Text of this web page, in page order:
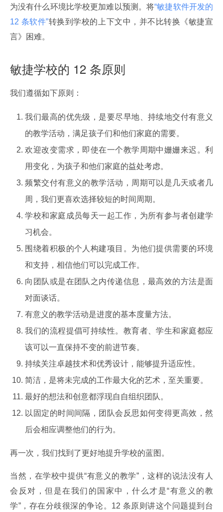
为没有什么环境比学校更加难以预测。将“敏捷软件开发的
12 条软件”转换到学校的上下文中，并不比转换《敏捷宣
言》困难。
敏捷学校的 12 条原则
我们遵循如下原则：
我们最高的优先级，是要尽早地、持续地交付有意义
的教学活动，满足孩子们和他们家庭的需要。
欢迎改变需求，即使在一个教学周期中姗姗来迟。利
用变化，为孩子和他们家庭的益处考虑。
频繁交付有意义的教学活动，周期可以是几天或者几
周，我们更喜欢选择较短的时间周期。
学校和家庭成员每天一起工作，为所有参与者创建学
习机会。
围绕着积极的个人构建项目。为他们提供需要的环境
和支持，相信他们可以完成工作。
向团队或是在团队之内传递信息，最高效的方法是面
对面谈话。
有意义的教学活动是进度的基本度量方法。
我们的流程提倡可持续性。教育者、学生和家庭都应
该可以一直保持不变的前进节奏。
持续关注卓越技术和优秀设计，能够提升适应性。
简洁，是将未完成的工作最大化的艺术，至关重要。
最好的想法和创意都浮现自自组织团队。
以固定的时间间隔，团队会反思如何变得更高效，然
后会相应调整他们的行为。
再一次，我们找到了更好地提升学校的蓝图。
当然，在学校中提供“有意义的教学”，这样的说法没有人
会反对，但是在我们的国家中，什么才是“有意义的教
学”，存在分歧很深的争论。12 条原则讲这个问题提到台